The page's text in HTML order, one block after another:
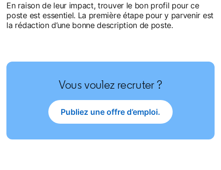
En raison de leur impact, trouver le bon profil pour ce
poste est essentiel. La première étape pour y parvenir est
la rédaction d’une bonne description de poste.
Vous voulez recruter ?
Publiez une offre d’emploi.
opens in a new tab